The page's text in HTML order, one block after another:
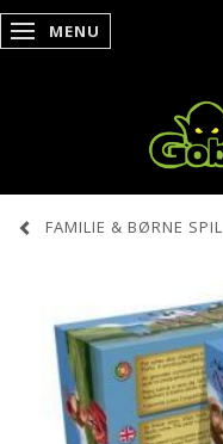
SKIFTE NAVIGATION
MENU
FAMILIE & BØRNE SPIL